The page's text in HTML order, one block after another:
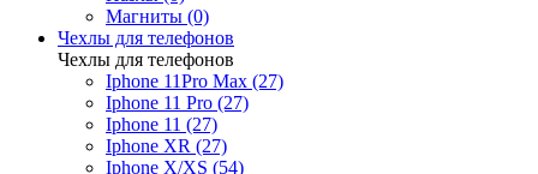
Магниты (0)
Чехлы для телефонов
Чехлы для телефонов
Iphone 11Pro Max (27)
Iphone 11 Pro (27)
Iphone 11 (27)
Iphone XR (27)
Iphone X/XS (54)